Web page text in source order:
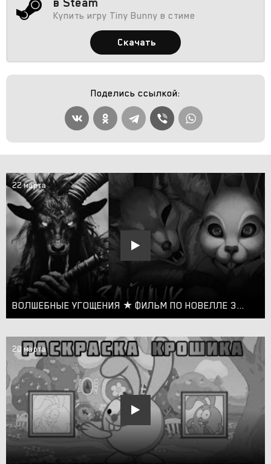
Купить игру Tiny Bunny в стиме
Скачать
Поделись ссылкой:
22 марта
ВОЛШЕБНЫЕ УГОЩЕНИЯ ★ ФИЛЬМ ПО НОВЕЛЛЕ ЗАЙЧИК TINY BUNNY КТО ИЩЕТ - ТОТ НАЙДЁТ НОВЫЙ МОД #3
20 марта